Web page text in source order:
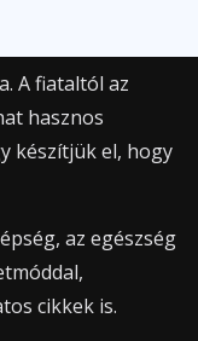
A fiataltól az
hasznos
készítjük el, hogy
az egészség
cikkek is.